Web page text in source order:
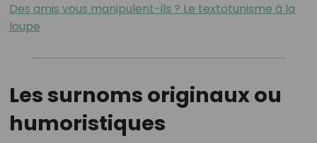
Des amis vous manipulent-ils ? Le textotunisme à la
loupe
Les surnoms originaux ou
humoristiques